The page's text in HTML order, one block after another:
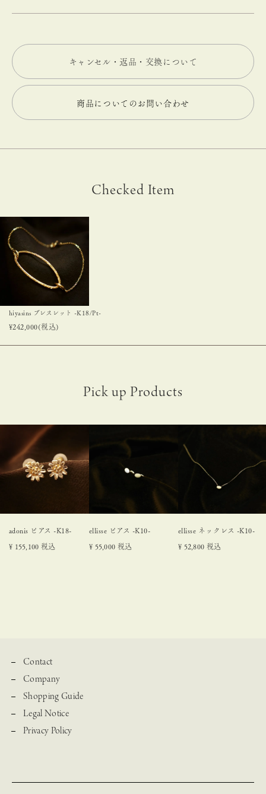
キャンセル・返品・交換について
商品についてのお問い合わせ
Checked Item
hiyasins ブレスレット -K18/Pt-
¥242,000(税込)
adonis ピアス -K18-
¥ 155,100 税込
ellisse ピアス -K10-
¥ 55,000 税込
ellisse ネックレス -K10-
¥ 52,800 税込
Contact
Company
Shopping Guide
Legal Notice
Privacy Policy